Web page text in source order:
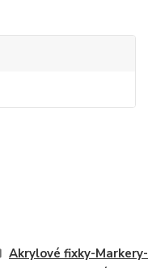
Akrylové fixky-Markery-